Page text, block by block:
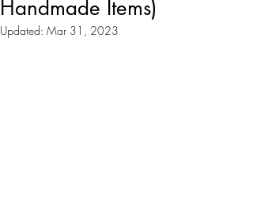
Handmade Items)
Updated: Mar 31, 2023